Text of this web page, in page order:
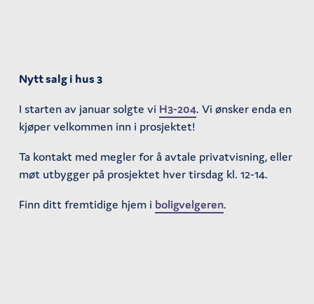
Nytt salg i hus 3
I starten av januar solgte vi H3-204. Vi ønsker enda en
kjøper velkommen inn i prosjektet!
Ta kontakt med megler for å avtale privatvisning, eller
møt utbygger på prosjektet hver tirsdag kl. 12-14.
Finn ditt fremtidige hjem i boligvelgeren.